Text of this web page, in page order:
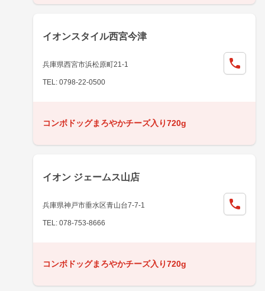
イオンスタイル西宮今津
兵庫県西宮市浜松原町21-1
TEL: 0798-22-0500
コンボドッグまろやかチーズ入り720g
イオン ジェームス山店
兵庫県神戸市垂水区青山台7-7-1
TEL: 078-753-8666
コンボドッグまろやかチーズ入り720g